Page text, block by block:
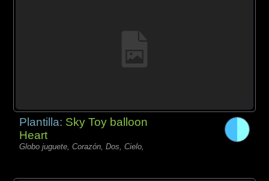
Plantilla: Sky Toy balloon
Heart
Globo juguete, Corazón, Dos, Cielo,